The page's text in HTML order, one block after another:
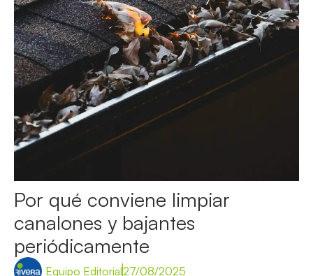
Por qué conviene limpiar
canalones y bajantes
periódicamente
Equipo Editorial27/08/2025